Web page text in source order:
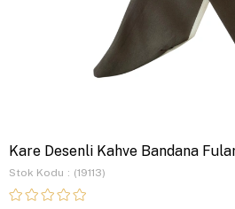
Kare Desenli Kahve Bandana
Stok Kodu (19113)